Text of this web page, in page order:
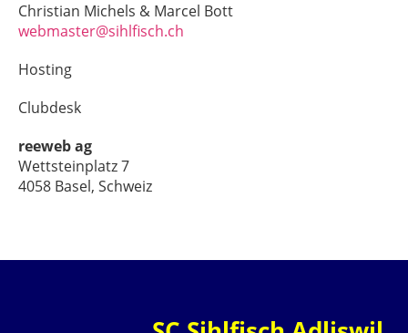
Christian Michels & Marcel Bott
webmaster@sihlfisch.ch
Hosting
Clubdesk
reeweb ag
Wettsteinplatz 7
4058 Basel, Schweiz